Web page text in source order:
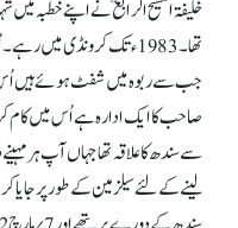
خلیفۃ المسیح الرابعؒ نے اپنے خطبہ
تھا۔ 1983ء تک کرونڈی
جب سے ربوہ میں شفٹ ہوئے ہیں اُس
صاحب کا ایک ادارہ ہے اُس میں
سے سندھ کا علاقہ تھا جہاں آپ ہر